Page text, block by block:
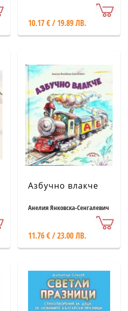
10.17 € / 19.89 ЛВ.
Азбучно влакче
Анелия Янковска-Сенгалевич
11.76 € / 23.00 ЛВ.